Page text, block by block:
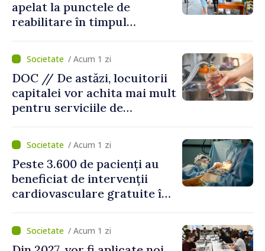
apelat la punctele de
reabilitare în timpul
/ Acum 1 zi
DOC // De astăzi, locuitorii
capitalei vor achita mai mult
pentru serviciile de
canalizare
/ Acum 1 zi
Peste 3.600 de pacienți au
beneficiat de intervenții
cardiovasculare gratuite în
/ Acum 1 zi